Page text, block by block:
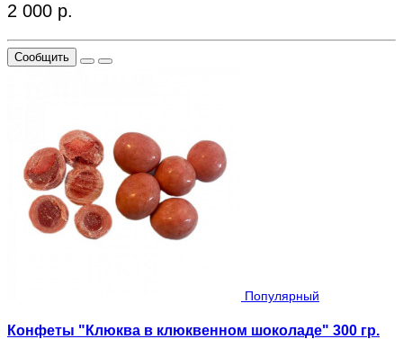
2 000 р.
Сообщить
Популярный
Конфеты "Клюква в клюквенном шоколаде" 300 гр.